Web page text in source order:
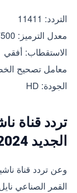
التردد: 11411
معدل الترميز: 27500
الاستقطاب: أفقي
معامل تصحيح الخطأ:
الجودة: HD
تردد قناة
الجديد 2024
القمر الصناعي